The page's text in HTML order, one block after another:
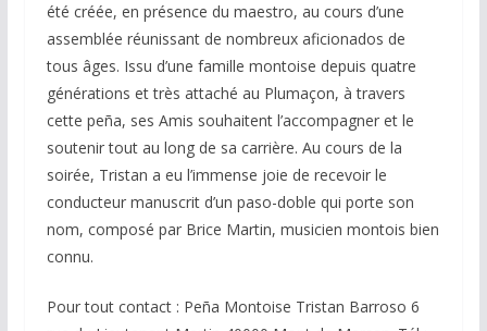
été créée, en présence du maestro, au cours d’une
assemblée réunissant de nombreux aficionados de
tous âges. Issu d’une famille montoise depuis quatre
générations et très attaché au Plumaçon, à travers
cette peña, ses Amis souhaitent l’accompagner et le
soutenir tout au long de sa carrière. Au cours de la
soirée, Tristan a eu l’immense joie de recevoir le
conducteur manuscrit d’un paso-doble qui porte son
nom, composé par Brice Martin, musicien montois bien
connu.
Pour tout contact : Peña Montoise Tristan Barroso 6